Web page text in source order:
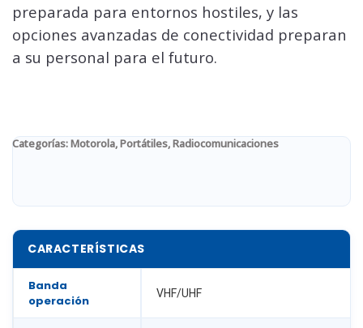
preparada para entornos hostiles, y las
opciones avanzadas de conectividad preparan
a su personal para el futuro.
Categorías:Motorola,Portátiles,Radiocomunicaciones
CARACTERÍSTICAS
Banda
operación
VHF/UHF